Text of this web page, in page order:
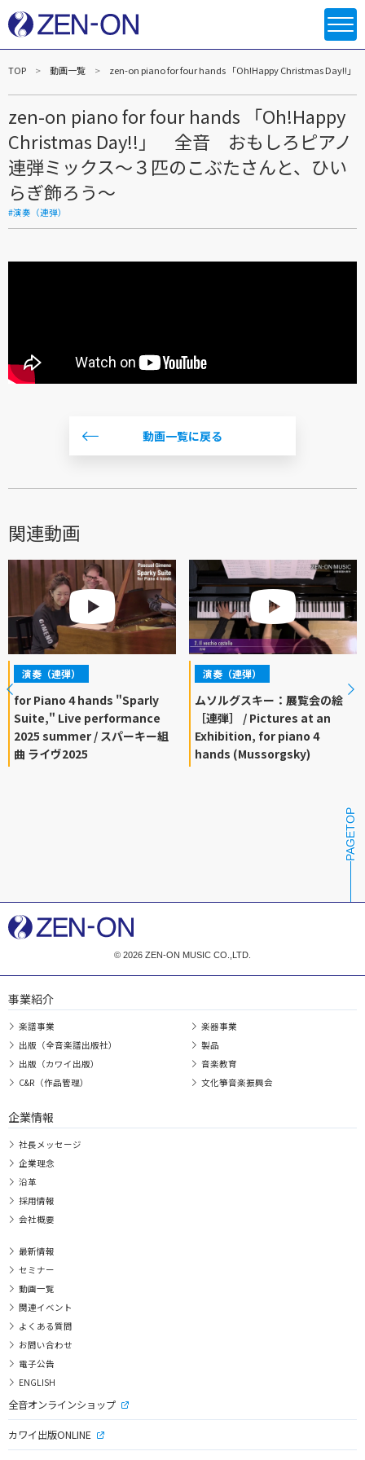
TOP 動画一覧 zen-on piano for four hands 「Oh!Happy Christmas Day!!」
zen-on piano for four hands 「Oh!Happy
Christmas Day!!」 全音 おもしろピアノ
連弾ミックス～３匹のこぶたさんと、ひい
らぎ飾ろう～
#演奏（連弾）
動画一覧に戻る
関連動画
演奏（連弾）
for Piano 4 hands "Sparly
Suite," Live performance
2025 summer / スパーキー組
曲 ライヴ2025
演奏（連弾）
ムソルグスキー：展覧会の絵
［連弾］ / Pictures at an
Exhibition, for piano 4
hands (Mussorgsky)
PAGETOP
© 2026 ZEN-ON MUSIC CO.,LTD.
事業紹介
楽譜事業
出版（全音楽譜出版社）
出版（カワイ出版）
C&R（作品管理）
楽器事業
製品
音楽教育
文化箏音楽振興会
企業情報
社長メッセージ
企業理念
沿革
採用情報
会社概要
最新情報
セミナー
動画一覧
関連イベント
よくある質問
お問い合わせ
電子公告
ENGLISH
全音オンラインショップ
カワイ出版ONLINE